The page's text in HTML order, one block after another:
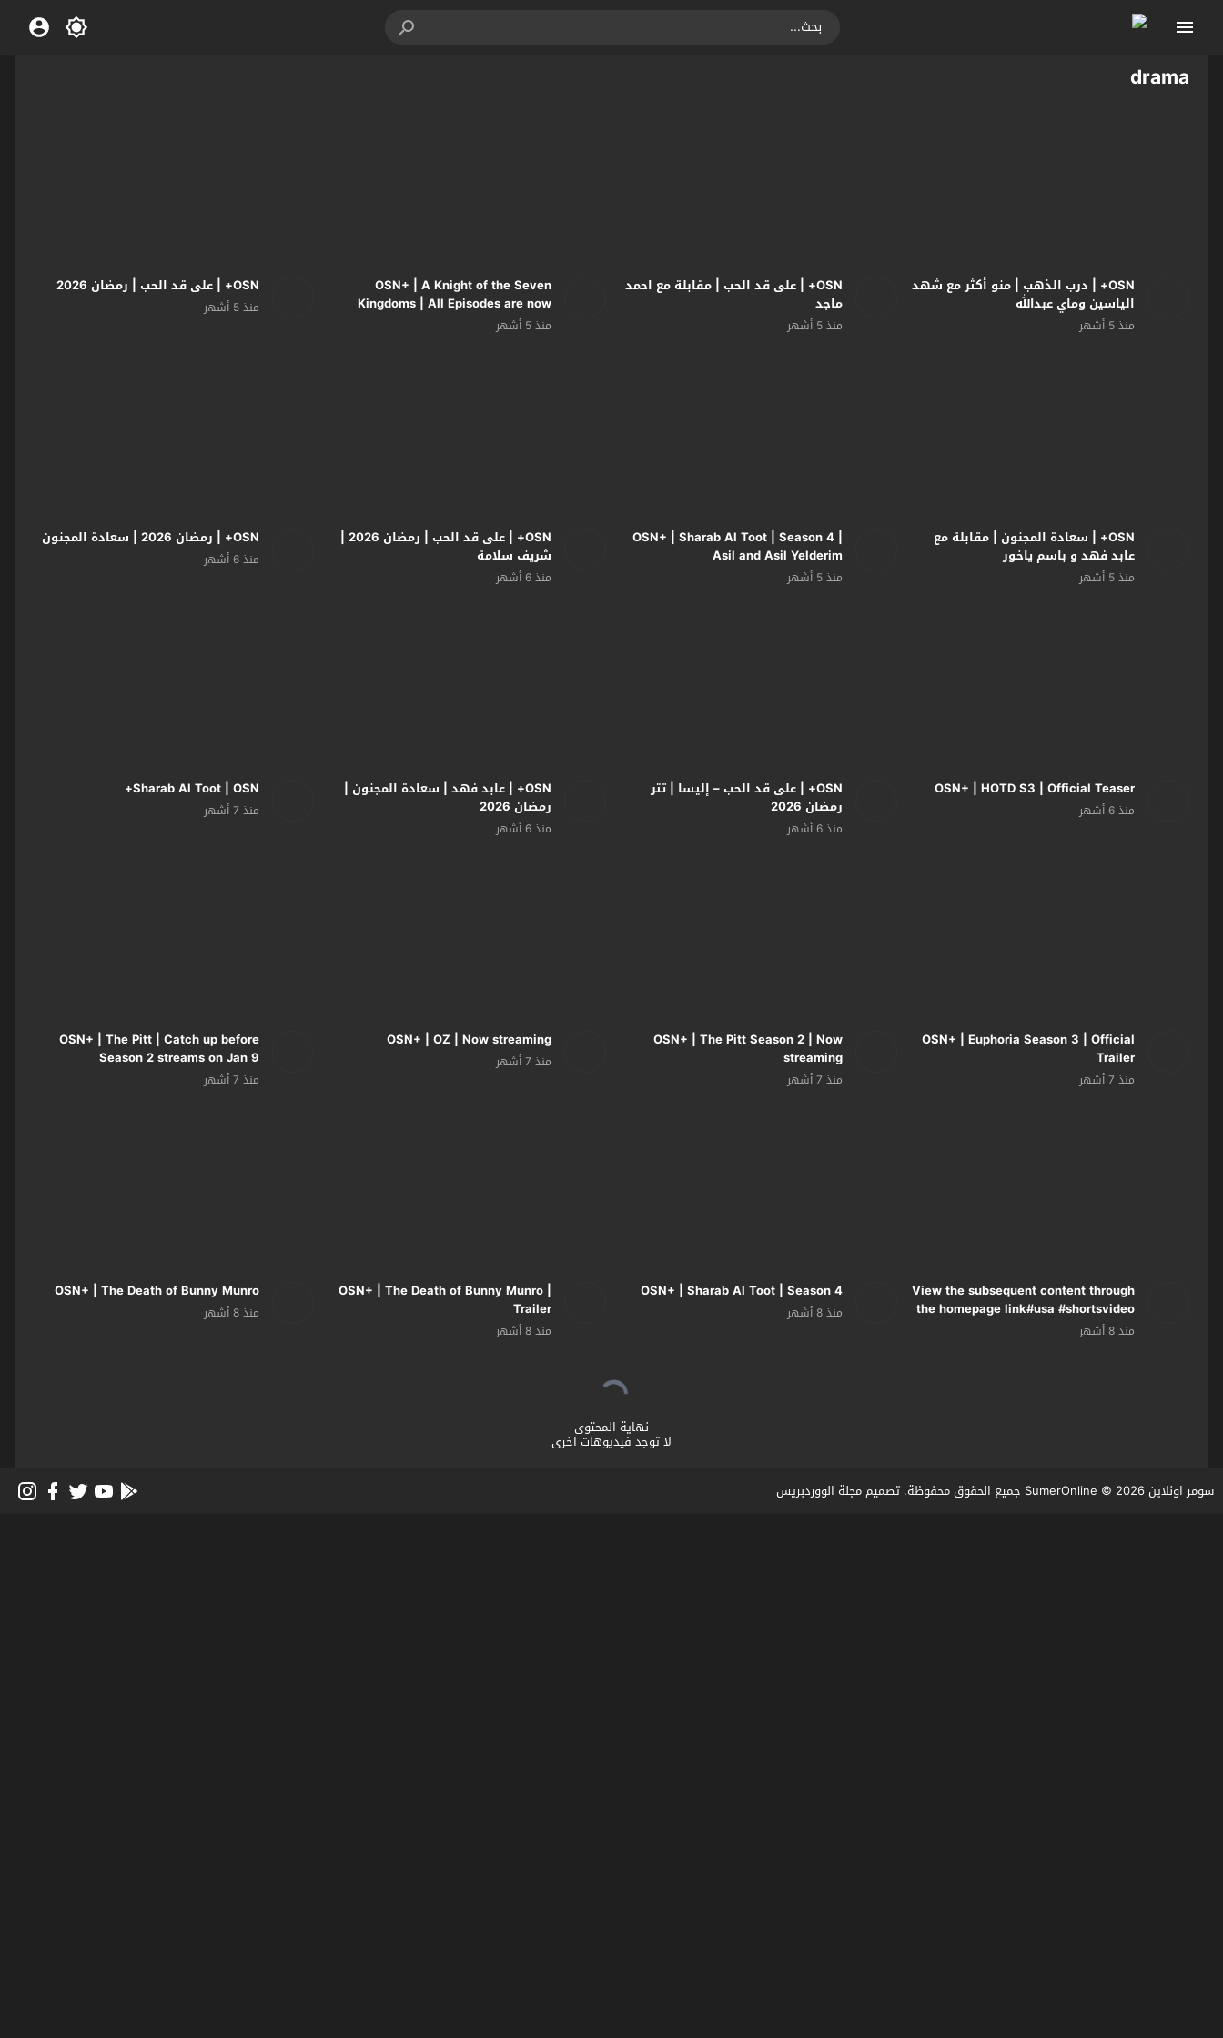
drama
OSN+ | درب الذهب | منو أكثر مع شهد
الياسين وماي عبدالله
منذ 5 أشهر
OSN+ | على قد الحب | مقابلة مع احمد
ماجد
منذ 5 أشهر
OSN+ | A Knight of the Seven
Kingdoms | All Episodes are now
streaming
منذ 5 أشهر
OSN+ | على قد الحب | رمضان 2026
منذ 5 أشهر
OSN+ | سعادة المجنون | مقابلة مع
عابد فهد و باسم ياخور
منذ 5 أشهر
OSN+ | Sharab Al Toot | Season 4 |
Asil and Asil Yelderim
منذ 5 أشهر
OSN+ | على قد الحب | رمضان 2026 |
شريف سلامة
منذ 6 أشهر
OSN+ | رمضان 2026 | سعادة المجنون
منذ 6 أشهر
OSN+ | HOTD S3 | Official Teaser
منذ 6 أشهر
OSN+ | على قد الحب – إليسا | تتر
رمضان 2026
منذ 6 أشهر
OSN+ | عابد فهد | سعادة المجنون |
رمضان 2026
منذ 6 أشهر
Sharab Al Toot | OSN+
منذ 7 أشهر
OSN+ | Euphoria Season 3 | Official
Trailer
منذ 7 أشهر
OSN+ | The Pitt Season 2 | Now
streaming
منذ 7 أشهر
OSN+ | OZ | Now streaming
منذ 7 أشهر
OSN+ | The Pitt | Catch up before
Season 2 streams on Jan 9
منذ 7 أشهر
View the subsequent content through
the homepage link#usa #shortsvideo
#newyork
منذ 8 أشهر
OSN+ | Sharab Al Toot | Season 4
منذ 8 أشهر
OSN+ | The Death of Bunny Munro |
Trailer
منذ 8 أشهر
OSN+ | The Death of Bunny Munro
منذ 8 أشهر
نهاية المحتوى
لا توجد فيديوهات اخرى
سومر اونلاين SumerOnline© 2026 جميع الحقوق محفوظة. تصميم مجلة الووردبريس